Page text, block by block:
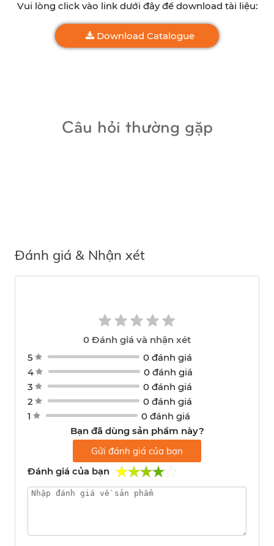
Vui lòng click vào link dưới đây để download tài liệu:
Download Catalogue
Câu hỏi thường gặp
Đánh giá & Nhận xét
0 Đánh giá và nhận xét
5
0 đánh giá
4
0 đánh giá
3
0 đánh giá
2
0 đánh giá
1
0 đánh giá
Bạn đã dùng sản phẩm này?
Gửi đánh giá của bạn
Đánh giá của bạn